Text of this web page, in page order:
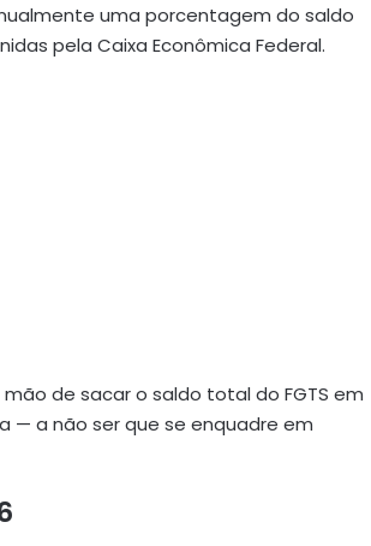
uma porcentagem do saldo
pela Caixa Econômica Federal.
de sacar o saldo total do FGTS em
— a não ser que se enquadre em